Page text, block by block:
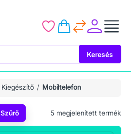
Keresés
Kiegészítő Mobiltelefon
Szűrő 5 megjelenített termék